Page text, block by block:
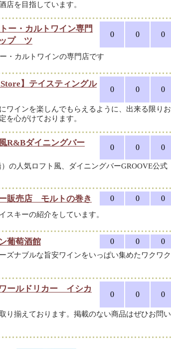
店を目指しています。
ー・カルトワイン専門
プ ツ
0 0 0
・カルトワインの専門店です
Store】テイスティングル
0 0 0
ワインを楽しんでもらえるように、出来る限りお
を心がけております。
R&Bダイニングバー
0 0 0
の人気ロフト風、ダイニングバーGROOVE公式
販売店 モルトの巻き 0 0 0
スキーの紹介をしています。
葡萄酒館 0 0 0
ズナブルな旨安ワインをいっぱい集めたワクワク
ールドリカー イシカ
0 0 0
り揃えております。掲載のない商品はぜひお問い